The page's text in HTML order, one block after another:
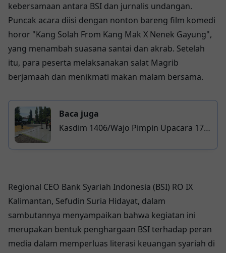
kebersamaan antara BSI dan jurnalis undangan.
Puncak acara diisi dengan nonton bareng film komedi
horor "Kang Solah From Kang Mak X Nenek Gayung",
yang menambah suasana santai dan akrab. Setelah
itu, para peserta melaksanakan salat Magrib
berjamaah dan menikmati makan malam bersama.
Baca juga
Kasdim 1406/Wajo Pimpin Upacara 17-
Regional CEO Bank Syariah Indonesia (BSI) RO IX
Kalimantan, Sefudin Suria Hidayat, dalam
sambutannya menyampaikan bahwa kegiatan ini
merupakan bentuk penghargaan BSI terhadap peran
media dalam memperluas literasi keuangan syariah di